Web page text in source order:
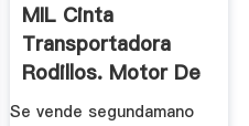
MIL Cinta
Transportadora
Rodillos. Motor De
...
Se vende segundamano